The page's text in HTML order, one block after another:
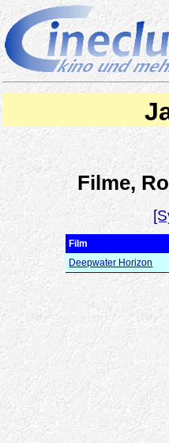
Filme,
Film
Deepwater Horizon